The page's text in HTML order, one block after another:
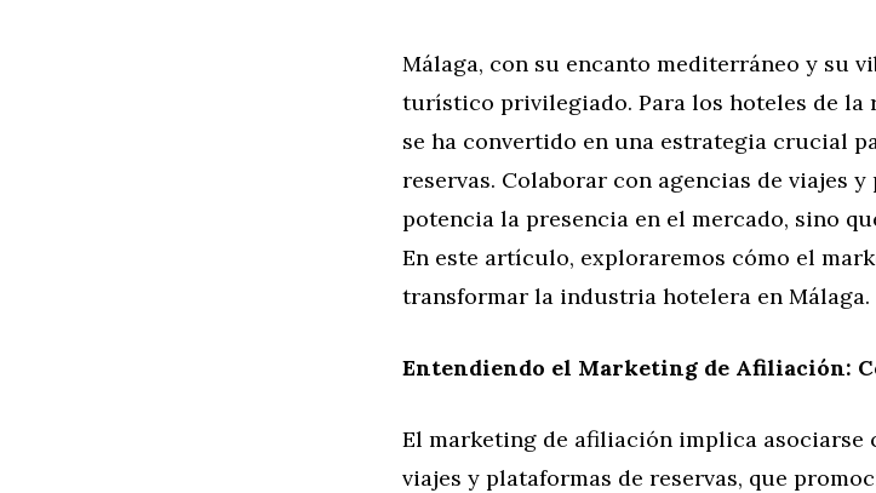
Málaga, con su encanto mediterráneo y su
turístico privilegiado. Para los hoteles de
se ha convertido en una estrategia crucial
reservas. Colaborar con agencias de viajes
potencia la presencia en el mercado, sino
En este artículo, exploraremos cómo el
transformar la industria hotelera en Málaga.
Entendiendo el Marketing de Afiliación:
El marketing de afiliación implica asociarse
viajes y plataformas de reservas, que